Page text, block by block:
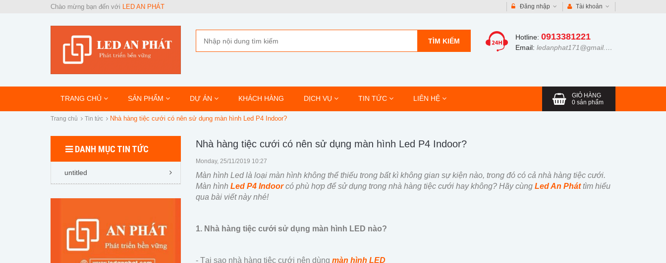
Chào mừng bạn đến với LED AN PHÁT Đăng nhập Tài khoản
Hotline: 0913381221
Email: ledanphat171@gmail.com
TÌM KIẾM
TRANG CHỦ SẢN PHẨM DỰ ÁN KHÁCH HÀNG DỊCH VỤ TIN TỨC LIÊN HỆ
GIỎ HÀNG
0 sản phẩm
Trang chủ Tin tức Nhà hàng tiệc cưới có nên sử dụng màn hình Led P4 Indoor?
DANH MỤC TIN TỨC
untitled
Nhà hàng tiệc cưới có nên sử dụng màn hình Led P4 Indoor?
Monday, 25/11/2019 10:27
Màn hình Led là loại màn hình không thể thiếu trong bất kì không gian sự kiện nào, trong đó có cả nhà hàng tiệc cưới.
Màn hình Led P4 Indoorcó phù hợp để sử dụng trong nhà hàng tiệc cưới hay không? Hãy cùng Led An Pháttìm hiểu
qua bài viết này nhé!
1. Nhà hàng tiệc cưới sử dụng màn hình LED nào?
- Tại sao nhà hàng tiệc cưới nên dùng màn hình LED